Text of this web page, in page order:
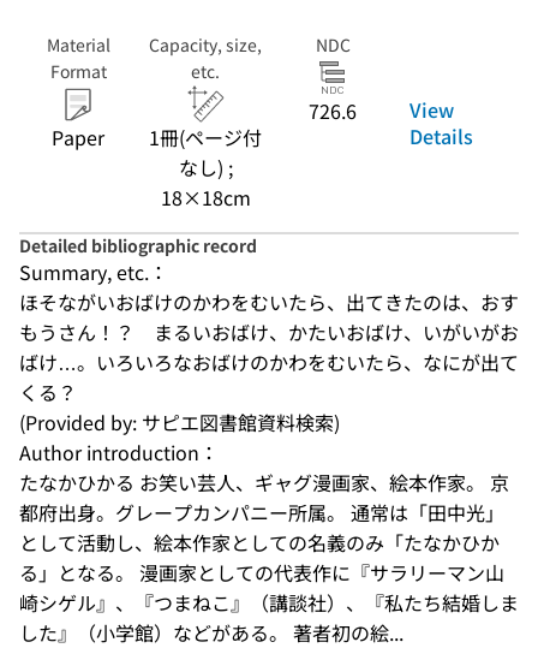
Material
Format
Paper
Capacity, size,
etc.
1冊(ページ付
なし) ;
18×18cm
NDC
726.6
View
Details
Detailed bibliographic record
Summary, etc.：
ほそながいおばけのかわをむいたら、出てきたのは、おす
もうさん！？　まるいおばけ、かたいおばけ、いがいがお
ばけ…。いろいろなおばけのかわをむいたら、なにが出て
くる？
(Provided by: サピエ図書館資料検索)
Author introduction：
たなかひかる お笑い芸人、ギャグ漫画家、絵本作家。 京
都府出身。グレープカンパニー所属。 通常は「田中光」
として活動し、絵本作家としての名義のみ「たなかひか
る」となる。 漫画家としての代表作に『サラリーマン山
崎シゲル』、『つまねこ』（講談社）、『私たち結婚しま
した』（小学館）などがある。 著者初の絵...